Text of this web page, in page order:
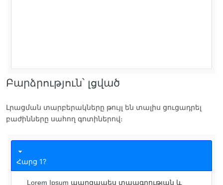
Բարձրություն՝ լցված
Լրացման տարբերակները թույլ են տալիս ցուցադրել
բաժինները սահող գոտիներով։
Հարց 1?
Lorem Ipsum պարզապես տպագրության և